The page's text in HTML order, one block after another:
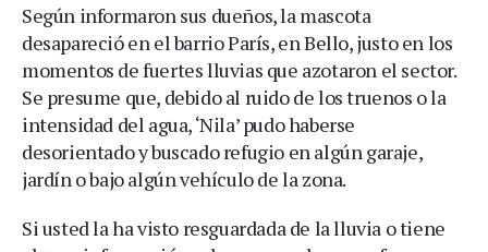
Según informaron sus dueños, la mascota
desapareció en el barrio París, en Bello, justo en los
momentos de fuertes lluvias que azotaron el sector.
Se presume que, debido al ruido de los truenos o la
intensidad del agua, ‘Nila’ pudo haberse
desorientado y buscado refugio en algún garaje,
jardín o bajo algún vehículo de la zona.
Si usted la ha visto resguardada de la lluvia o tiene